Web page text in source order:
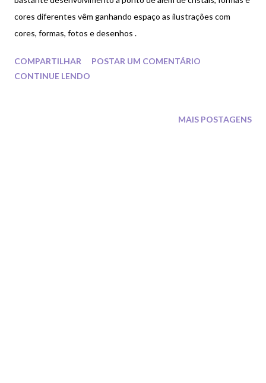
cores diferentes vêm ganhando espaço as ilustrações com
cores, formas, fotos e desenhos .
COMPARTILHAR
POSTAR UM COMENTÁRIO
CONTINUE LENDO
MAIS POSTAGENS